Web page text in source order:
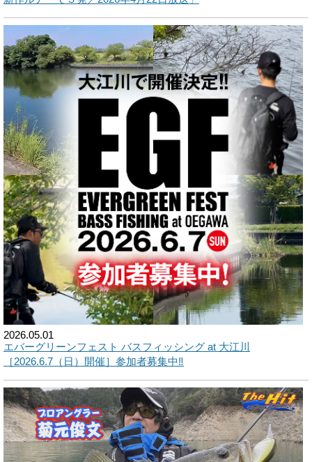
2026.05.01
エバーグリーンフェスト バスフィッシング at 大江川
［2026.6.7（日）開催］参加者募集中‼︎